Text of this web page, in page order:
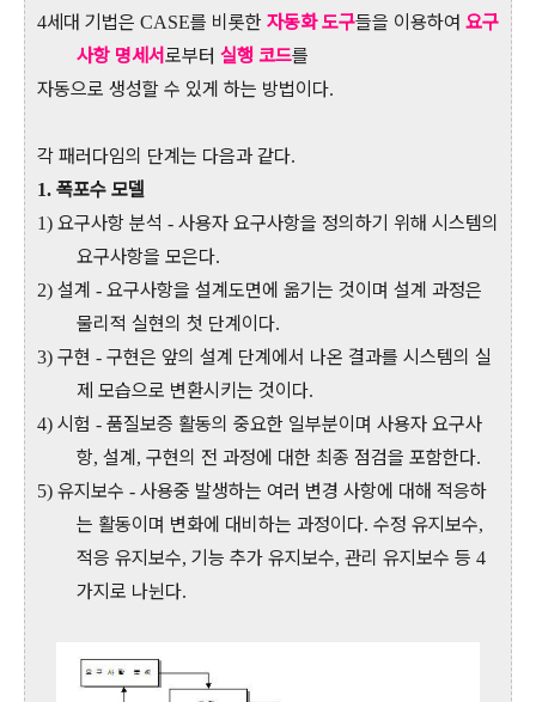
4세대 기법은 CASE를 비롯한 자동화 도구들을 이용하여 요구
사항 명세서로부터 실행 코드를
자동으로 생성할 수 있게 하는 방법이다.
각 패러다임의 단계는 다음과 같다.
1. 폭포수 모델
1) 요구사항 분석 - 사용자 요구사항을 정의하기 위해 시스템의
요구사항을 모은다.
2) 설계 - 요구사항을 설계도면에 옮기는 것이며 설계 과정은
물리적 실현의 첫 단계이다.
3) 구현 - 구현은 앞의 설계 단계에서 나온 결과를 시스템의 실
제 모습으로 변환시키는 것이다.
4) 시험 - 품질보증 활동의 중요한 일부분이며 사용자 요구사
항, 설계 , 구현의 전 과정에 대한 최종 점검을 포함한다.
5) 유지보수 - 사용중 발생하는 여러 변경 사항에 대해 적응하
는 활동이며 변화에 대비하는 과정이다. 수정 유지보수,
적응 유지보수, 기능 추가 유지보수, 관리 유지보수 등 4
가지로 나뉜다.